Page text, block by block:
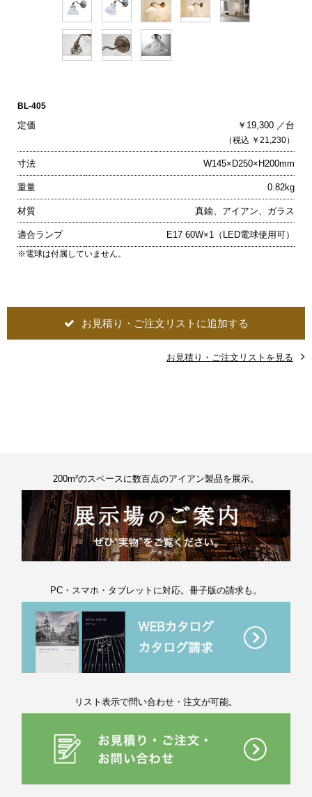
BL-405
定価 ￥19,300 ／台
（税込 ￥21,230）
寸法 W145×D250×H200mm
重量 0.82kg
材質 真鍮、アイアン、ガラス
適合ランプ E17 60W×1（LED電球使用可）
※電球は付属していません。
お見積り・ご注文リストに追加する
お見積り・ご注文リストを見る
200m²のスペースに数百点のアイアン製品を展示。
PC・スマホ・タブレットに対応。冊子版の請求も。
リスト表示で問い合わせ・注文が可能。